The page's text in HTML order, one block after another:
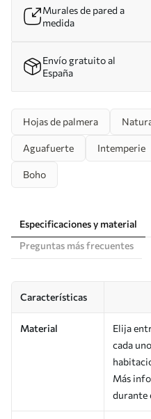
Murales de pared a
medida
Envío gratuito al
España
Hojas de palmera
Aguafuerte Intemperie
Boho
Especificaciones y material
Preguntas más frecuentes
Características
Material
Elija
cada
Más
durante